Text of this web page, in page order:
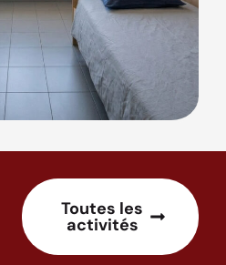
Toutes les
activités